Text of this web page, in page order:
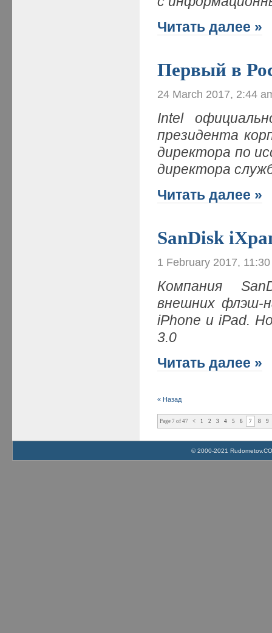
Читать далее »
Первый в
24 March 2017, 2:44
Intel
президента
директора по
директора
Читать далее »
SanDisk
1 February 2017,
Компания
внешних флэш-
iPhone и iPad.
3.0
Читать далее »
« Назад
Page 7 of 47 < 1 2 3 4 5 6 7 8 9
© 2000-2021